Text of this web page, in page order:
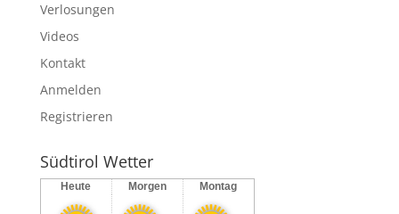
Verlosungen
Videos
Kontakt
Anmelden
Registrieren
Südtirol Wetter
Heute Morgen Montag